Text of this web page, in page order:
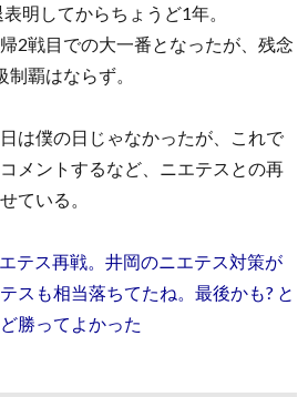
明してからちょうど1年。
2戦目での大一番となったが、残念
覇はならず。
は僕の日じゃなかったが、これで
メントするなど、ニエテスとの再
ている。
テス再戦。井岡のニエテス対策が
スも相当落ちてたね。最後かも? と
勝ってよかった